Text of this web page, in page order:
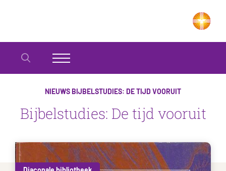
NIEUWSBIJBELSTUDIES: DE TIJD VOORUIT
Bijbelstudies: De tijd vooruit